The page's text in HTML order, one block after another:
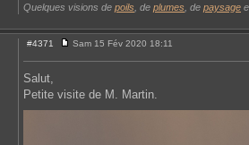
Quelques visions de poils , de plumes , de paysage
#4371
e
a
Sam 15 Fév 2020 18:11
Salut,
Petite visite de M. Martin.